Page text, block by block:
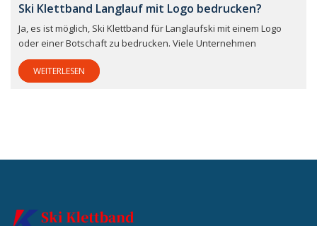
Ski Klettband Langlauf mit Logo bedrucken?
Ja, es ist möglich, Ski Klettband für Langlaufski mit einem Logo
oder einer Botschaft zu bedrucken. Viele Unternehmen
WEITERLESEN